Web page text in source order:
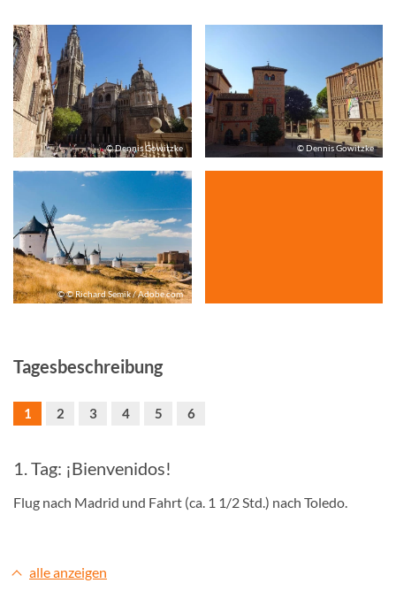
© Dennis Gowitzke © Dennis Gowitzke
© © Richard Semik / Adobe.com
Tagesbeschreibung
1 2 3 4 5 6
1. Tag: ¡Bienvenidos!
Flug nach Madrid und Fahrt (ca. 1 1/2 Std.) nach Toledo.
alle anzeigen